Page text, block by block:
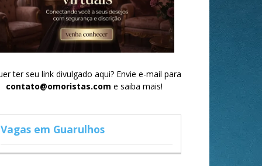
ter seu link divulgado aqui? Envie e-mail para
contato@omoristas.com e saiba mais!
Vagas em Guarulhos